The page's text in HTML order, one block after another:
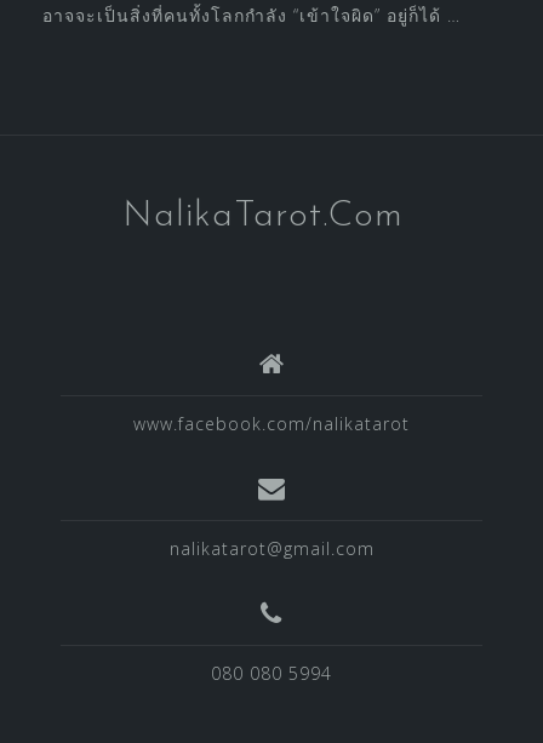
อาจจะเป็นสิ่งที่คนทั้งโลกกำลัง “เข้าใจผิด” อยู่ก็ได้ …
NalikaTarot.Com
www.facebook.com/nalikatarot
nalikatarot@gmail.com
080 080 5994